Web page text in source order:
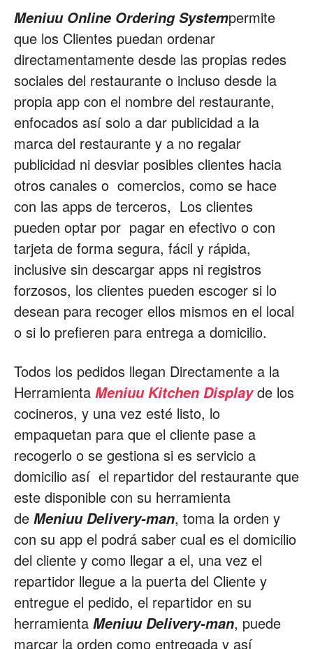
Meniuu Online Ordering Systempermite
que los Clientes puedan ordenar
directamentamente desde las propias redes
sociales del restaurante o incluso desde la
propia app con el nombre del restaurante,
enfocados así solo a dar publicidad a la
marca del restaurante y a no regalar
publicidad ni desviar posibles clientes hacia
otros canales o comercios, como se hace
con las apps de terceros, Los clientes
pueden optar por pagar en efectivo o con
tarjeta de forma segura, fácil y rápida,
inclusive sin descargar apps ni registros
forzosos, los clientes pueden escoger si lo
desean para recoger ellos mismos en el local
o si lo prefieren para entrega a domicilio.
Todos los pedidos llegan Directamente a la
Herramienta Meniuu Kitchen Displayde los
cocineros, y una vez esté listo, lo
empaquetan para que el cliente pase a
recogerlo o se gestiona si es servicio a
domicilio así el repartidor del restaurante que
este disponible con su herramienta
de Meniuu Delivery-man, toma la orden y
con su app el podrá saber cual es el domicilio
del cliente y como llegar a el, una vez el
repartidor llegue a la puerta del Cliente y
entregue el pedido, el repartidor en su
herramienta Meniuu Delivery-man, puede
marcar la orden como entregada y así